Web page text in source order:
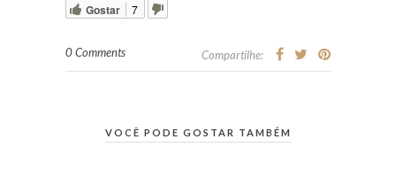
Gostar 7
0 Comments Compartilhe:
VOCÊ PODE GOSTAR TAMBÉM